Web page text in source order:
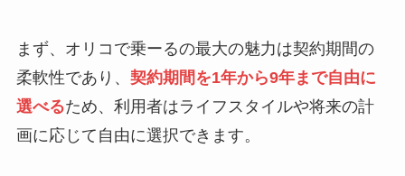
ました。
提供している車の種
まず、オリコで乗ーるの最大の魅力は契約期間の
柔軟性であり、 契約期間を1年から9年まで自由に
選べるため、利用者はライフスタイルや将来の計
画に応じて自由に選択できます。